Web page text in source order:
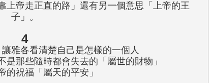
上帝走正直的路」還有另一個意思「上帝的王
子」。
4
雅各看清楚自己是怎樣的一個人
那些隨時都會失去的「屬世的財物」
的祝福「屬天的平安」